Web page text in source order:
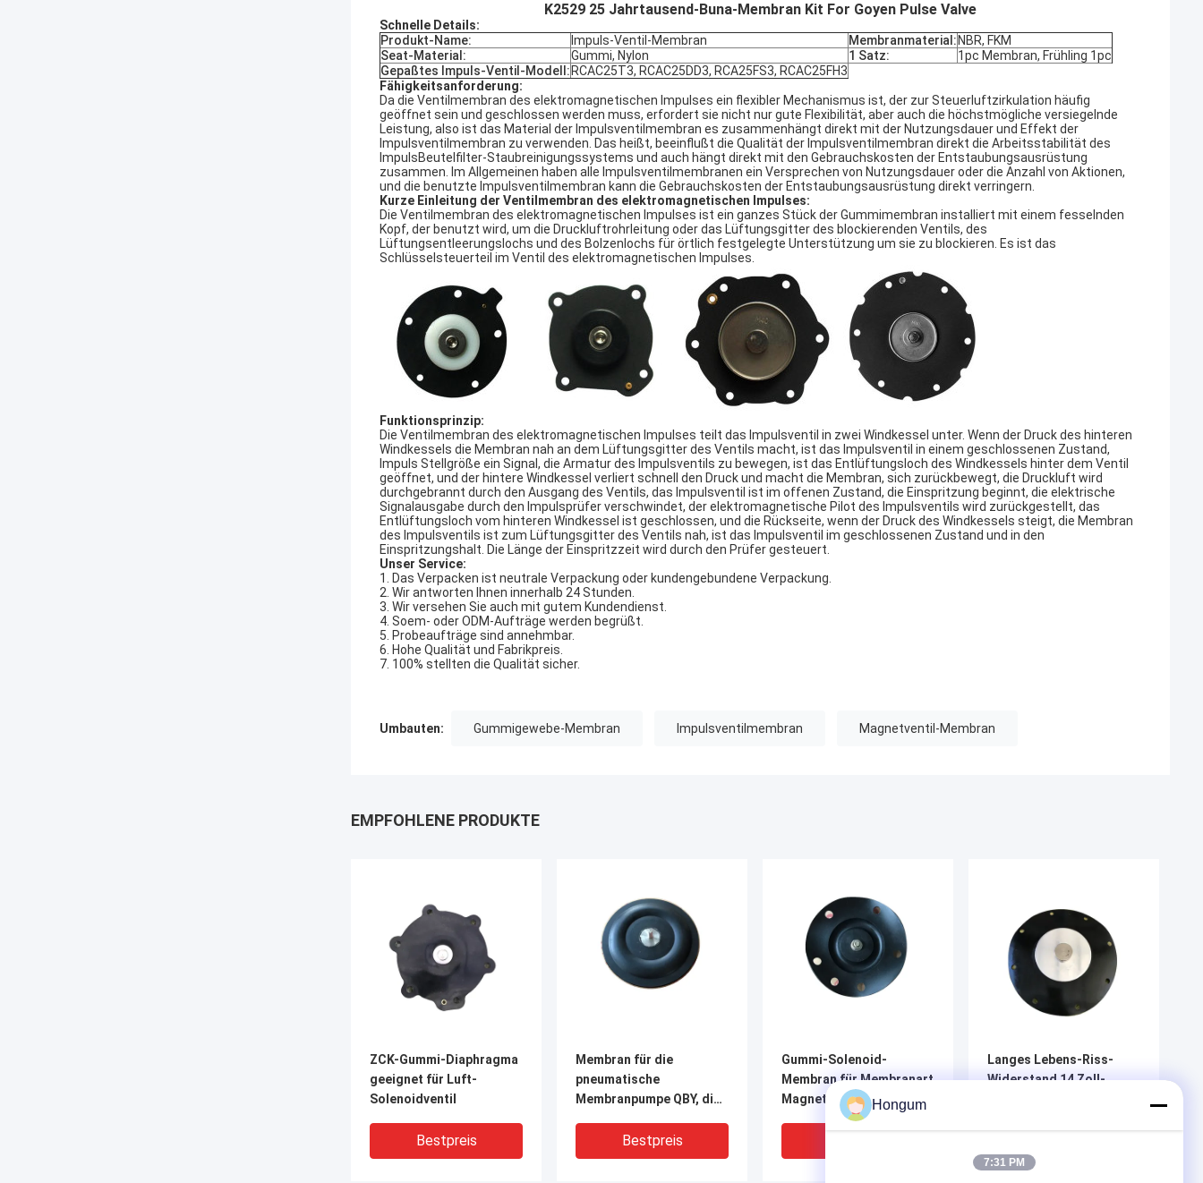
K2529 25 Jahrtausend-Buna-Membran Kit For Goyen Pulse Valve
Schnelle Details:
Produkt-Name:
Impuls-Ventil-Membran Membranmaterial: NBR, FKM
Seat-Material:
Gummi, Nylon 1 Satz:
1pc Membran, Frühling 1pc
Gepaßtes Impuls-Ventil-Modell: RCAC25T3, RCAC25DD3, RCA25FS3, RCAC25FH3
Fähigkeitsanforderung:
Da die Ventilmembran des elektromagnetischen Impulses ein flexibler Mechanismus ist, der zur Steuerluftzirkulation häufig
geöffnet sein und geschlossen werden muss, erfordert sie nicht nur gute Flexibilität, aber auch die höchstmögliche versiegelnde
Leistung, also ist das Material der Impulsventilmembran es zusammenhängt direkt mit der Nutzungsdauer und Effekt der
Impulsventilmembran zu verwenden. Das heißt, beeinflußt die Qualität der Impulsventilmembran direkt die Arbeitsstabilität des
ImpulsBeutelfilter-Staubreinigungssystems und auch hängt direkt mit den Gebrauchskosten der Entstaubungsausrüstung
zusammen. Im Allgemeinen haben alle Impulsventilmembranen ein Versprechen von Nutzungsdauer oder die Anzahl von Aktionen,
und die benutzte Impulsventilmembran kann die Gebrauchskosten der Entstaubungsausrüstung direkt verringern.
Kurze Einleitung der Ventilmembran des elektromagnetischen Impulses:
Die Ventilmembran des elektromagnetischen Impulses ist ein ganzes Stück der Gummimembran installiert mit einem fesselnden
Kopf, der benutzt wird, um die Druckluftrohrleitung oder das Lüftungsgitter des blockierenden Ventils, des
Lüftungsentleerungslochs und des Bolzenlochs für örtlich festgelegte Unterstützung um sie zu blockieren. Es ist das
Schlüsselsteuerteil im Ventil des elektromagnetischen Impulses.
Funktionsprinzip:
Die Ventilmembran des elektromagnetischen Impulses teilt das Impulsventil in zwei Windkessel unter. Wenn der Druck des hinteren
Windkessels die Membran nah an dem Lüftungsgitter des Ventils macht, ist das Impulsventil in einem geschlossenen Zustand,
Impuls Stellgröße ein Signal, die Armatur des Impulsventils zu bewegen, ist das Entlüftungsloch des Windkessels hinter dem Ventil
geöffnet, und der hintere Windkessel verliert schnell den Druck und macht die Membran, sich zurückbewegt, die Druckluft wird
durchgebrannt durch den Ausgang des Ventils, das Impulsventil ist im offenen Zustand, die Einspritzung beginnt, die elektrische
Signalausgabe durch den Impulsprüfer verschwindet, der elektromagnetische Pilot des Impulsventils wird zurückgestellt, das
Entlüftungsloch vom hinteren Windkessel ist geschlossen, und die Rückseite, wenn der Druck des Windkessels steigt, die Membran
des Impulsventils ist zum Lüftungsgitter des Ventils nah, ist das Impulsventil im geschlossenen Zustand und in den
Einspritzungshalt. Die Länge der Einspritzzeit wird durch den Prüfer gesteuert.
Unser Service:
1. Das Verpacken ist neutrale Verpackung oder kundengebundene Verpackung.
2. Wir antworten Ihnen innerhalb 24 Stunden.
3. Wir versehen Sie auch mit gutem Kundendienst.
4. Soem- oder ODM-Aufträge werden begrüßt.
5. Probeaufträge sind annehmbar.
6. Hohe Qualität und Fabrikpreis.
7. 100% stellten die Qualität sicher.
Umbauten: Gummigewebe-Membran Impulsventilmembran Magnetventil-Membran
EMPFOHLENE PRODUKTE
ZCK-Gummi-Diaphragma
geeignet für Luft-
Solenoidventil
Bestpreis
Membran für die
pneumatische
Membranpumpe QBY, die
Bestpreis
Gummi-Solenoid-
Membran für Membranart
Magnetventile
Langes Lebens-Riss-
Widerstand 14 Zoll-
Hongum
7:31 PM